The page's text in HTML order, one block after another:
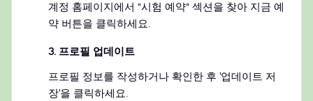
계정 홈페이지에서 "시험 예약" 섹션을 찾아 지금 예
약 버튼을 클릭하세요.
3. 프로필 업데이트
프로필 정보를 작성하거나 확인한 후 '업데이트 저
장'을 클릭하세요.